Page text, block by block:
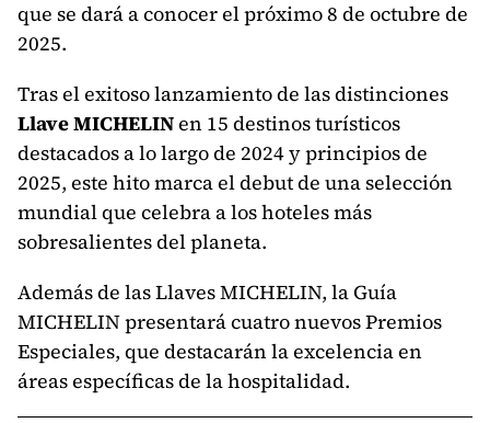
que se dará a conocer el próximo 8 de octubre de
2025.
Tras el exitoso lanzamiento de las distinciones
Llave MICHELINen 15 destinos turísticos
destacados a lo largo de 2024 y principios de
2025, este hito marca el debut de una selección
mundial que celebra a los hoteles más
sobresalientes del planeta.
Además de las Llaves MICHELIN, la Guía
MICHELIN presentará cuatro nuevos Premios
Especiales, que destacarán la excelencia en
áreas específicas de la hospitalidad.